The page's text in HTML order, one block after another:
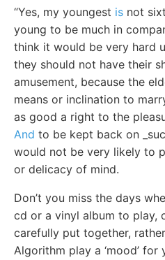
“Yes, my youngest is not
young to be much in
think it would be very hard
they should not have their
amusement, because the
means or inclination to
as good a right to the
And to be kept back on
would not be very likely to
or delicacy of mind.
Don’t you miss the days
cd or a vinyl album to play,
carefully put together,
Algorithm play a ‘mood’